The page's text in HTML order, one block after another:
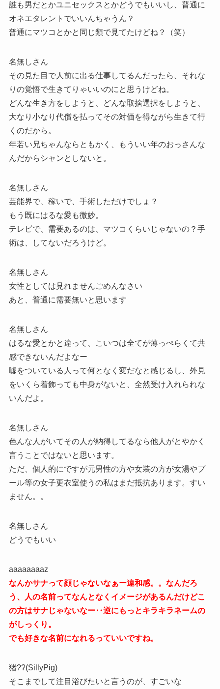
誰も男だとかユニセックスとかどうでもいいし、普通に
オネエタレントでいいんちゃうん？
普通にマツコとかと同じ類で見てたけどね？（笑）
名無しさん
その見た目で人前に出る仕事してるんだったら、それな
りの覚悟で生きてりゃいいのにと思うけどね。
どんな生き方をしようと、どんな取捨選択をしようと、
大なり小なり代償を払ってその対価を得ながら生きて行
くのだから。
年若い兄ちゃんならともかく、もういい年のおっさんな
んだからシャンとしないと。
名無しさん
芸能界で、稼いで、手術しただけでしょ？
もう既にはるな愛も微妙。
テレビで、需要あるのは、マツコくらいじゃないの？手
術は、してないだろうけど。
名無しさん
女性としては見れませんごめんなさい
あと、普通に需要無いと思います
名無しさん
はるな愛とかと違って、こいつは全てが薄っぺらくて共
感できないんだよなー
嘘をついている人って何となく変だなと感じるし、外見
をいくら着飾っても中身がないと、全然受け入れられな
いんだよ。
名無しさん
色んな人がいてその人が納得してるなら他人がとやかく
言うことではないと思います。
ただ、個人的にですが元男性の方や女装の方が女湯やプ
ール等の女子更衣室使うの私はまだ抵抗あります。すい
ません。。
名無しさん
どうでもいい
aaaaaaaaz
なんかサナって顔じゃないなぁー違和感。。なんだろ
う、人の名前ってなんとなくイメージがあるんだけどこ
の方はサナじゃないなー‥逆にもっとキラキラネームの
がしっくり。
でも好きな名前になれるっていいですね。
猪??(SillyPig)
そこまでして注目浴びたいと言うのが、すごいな